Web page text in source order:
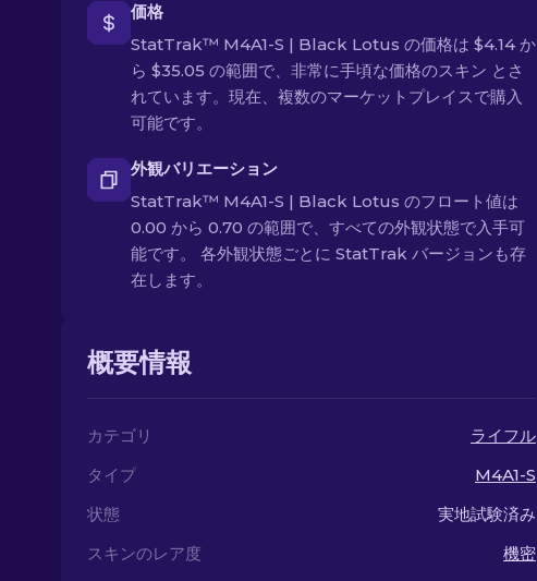
価格
StatTrak™ M4A1-S | Black Lotus の価格は $4.14 か
ら $35.05 の範囲で、非常に手頃な価格のスキン とさ
れています。現在、複数のマーケットプレイスで購入
可能です。
外観バリエーション
StatTrak™ M4A1-S | Black Lotus のフロート値は
0.00 から 0.70 の範囲で、すべての外観状態で入手可
能です。 各外観状態ごとに StatTrak バージョンも存
在します。
概要情報
カテゴリ
ライフル
タイプ
M4A1-S
状態
実地試験済み
スキンのレア度
機密